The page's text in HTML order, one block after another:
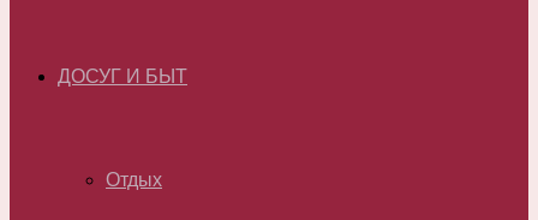
ДОСУГ И БЫТ
Отдых